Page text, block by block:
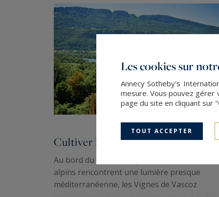
Cultiver les liens
Au bord du lac d'Annecy, là où les reliefs
alpins rencontrent une lumière presque
méditerranéenne, les Vignes de Vascoz
Les cookies sur
Annecy Sotheby's
mesure. Vous pouvez gérer
page du site en cliquant sur
TOUT ACCEPTER